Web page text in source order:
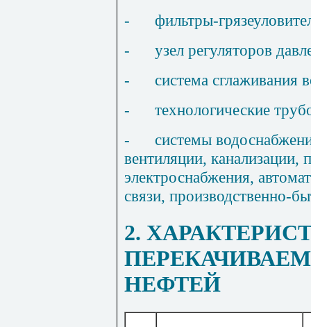
-
фильтры-
-
узел регуляторов
-
система сглаживания
-
технологические
-
системы
вентиляции, канализации,
электроснабжения,
связи, производственно-
2.
НЕФТЕЙ